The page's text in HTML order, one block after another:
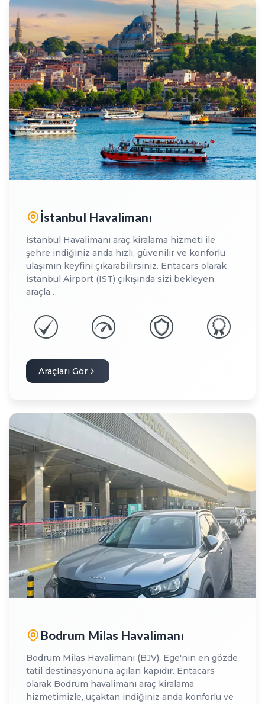
İstanbul Havalimanı
İstanbul Havalimanı araç kiralama hizmeti ile
şehre indiğiniz anda hızlı, güvenilir ve konforlu
ulaşımın keyfini çıkarabilirsiniz. Entacars olarak
İstanbul Airport (IST) çıkışında sizi bekleyen
araçla…
Araçları Gör
Bodrum Milas Havalimanı
Bodrum Milas Havalimanı (BJV), Ege'nin en gözde
tatil destinasyonuna açılan kapıdır. Entacars
olarak Bodrum havalimanı araç kiralama
hizmetimizle, uçaktan indiğiniz anda konforlu ve